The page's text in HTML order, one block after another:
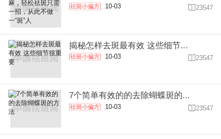
祛斑小偏方 10-03 23547
揭秘怎样去斑最有效 这些细节...
祛斑小偏方 10-03  23547
7个简单有效的的去除蝴蝶斑的...
祛斑小偏方 10-03 23547